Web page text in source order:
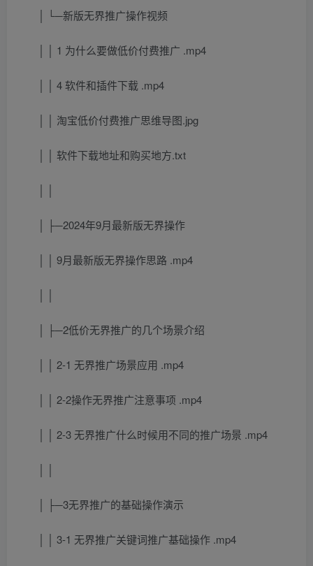
│ └─新版无界推广操作视频
│ │ 1 为什么要做低价付费推广 .mp4
│ │ 4 软件和插件下载 .mp4
│ │ 淘宝低价付费推广思维导图.jpg
│ │ 软件下载地址和购买地方.txt
│ ├─2024年9月最新版无界操作
│ │ 9月最新版无界操作思路 .mp4
│ ├─2低价无界推广的几个场景介绍
│ │ 2-1 无界推广场景应用 .mp4
│ │ 2-2操作无界推广注意事项 .mp4
│ │ 2-3 无界推广什么时候用不同的推广场景 .mp4
│ ├─3无界推广的基础操作演示
│ │ 3-1 无界推广关键词推广基础操作 .mp4